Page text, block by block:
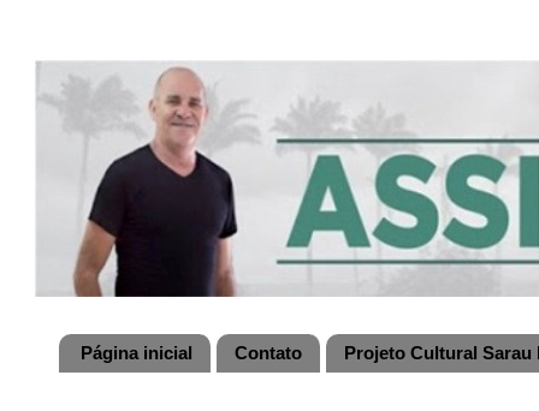
Página inicial Contato Projeto Cultural